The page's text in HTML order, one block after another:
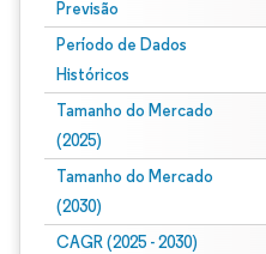
Previsão
Período de Dados
Históricos
Tamanho do Mercado
(2025)
Tamanho do Mercado
(2030)
CAGR (2025 - 2030)